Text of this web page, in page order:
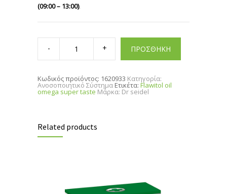
(09:00 – 13:00).
Flawitol
super
ΠΡΟΣΘΗΚΗ
Κωδικός προϊόντος: 1620933 Κατηγορία:
Ανοσοποιητικό Σύστημα Ετικέτα: Flawitol oil
omega super taste Μάρκα: Dr seidel
Related products